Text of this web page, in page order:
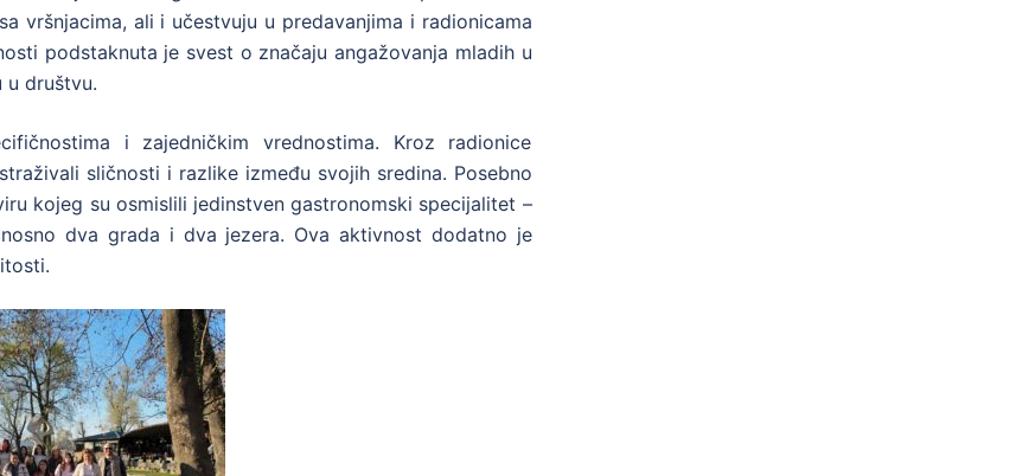
vršnjacima, ali i učestvuju u predavanjima i radionicama
podstaknuta je svest o značaju angažovanja mladih u
u društvu.
i zajedničkim vrednostima. Kroz radionice
sličnosti i razlike između svojih sredina. Posebno
kojeg su osmislili jedinstven gastronomski specijalitet –
dva grada i dva jezera. Ova aktivnost dodatno je